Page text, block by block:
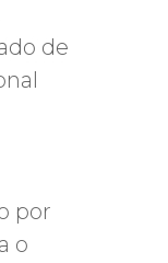
de
por
o